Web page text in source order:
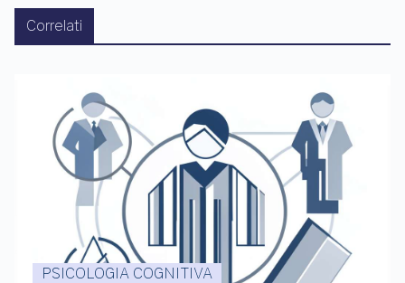
Correlati
PSICOLOGIA COGNITIVA